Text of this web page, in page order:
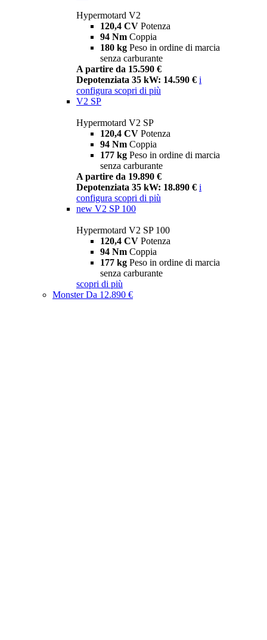
Hypermotard V2
120,4 CV Potenza
94 Nm Coppia
180 kg Peso in ordine di marcia
senza carburante
A partire da 15.590 €
Depotenziata 35 kW: 14.590 € i
configura scopri di più
V2 SP
Hypermotard V2 SP
120,4 CV Potenza
94 Nm Coppia
177 kg Peso in ordine di marcia
senza carburante
A partire da 19.890 €
Depotenziata 35 kW: 18.890 € i
configura scopri di più
new V2 SP 100
Hypermotard V2 SP 100
120,4 CV Potenza
94 Nm Coppia
177 kg Peso in ordine di marcia
senza carburante
scopri di più
MonsterDa 12.890 €